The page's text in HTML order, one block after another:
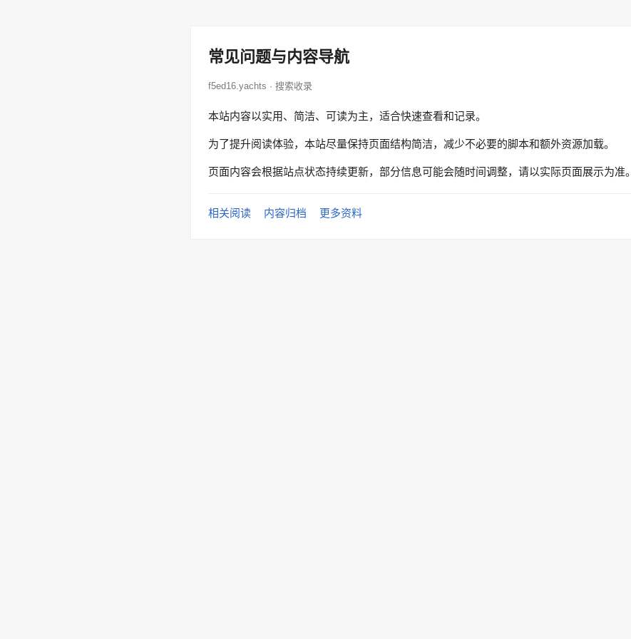
常见问题与内容导航
f5ed16.yachts · 搜索收录
本站内容以实用、简洁、可读为主，适合快速查看和记录。
为了提升阅读体验，本站尽量保持页面结构简洁，减少不必要的脚本和额外资源加载。
页面内容会根据站点状态持续更新，部分信息可能会随时间调整，请以实际页面展示为准。
相关阅读 内容归档 更多资料